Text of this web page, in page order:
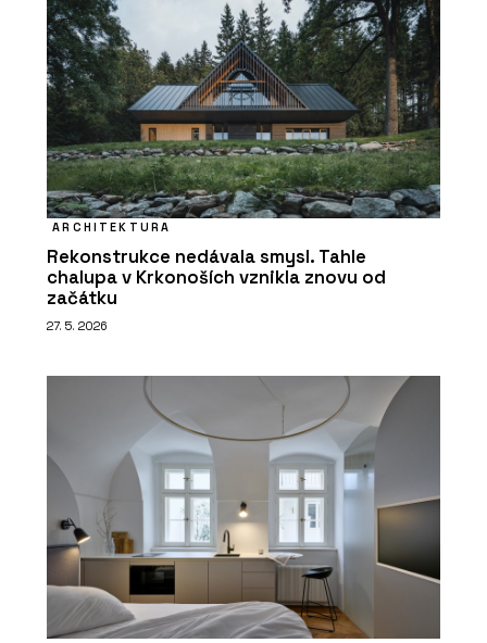
ARCHITEKTURA
Rekonstrukce nedávala smysl. Tahle
chalupa v Krkonoších vznikla znovu od
začátku
27. 5. 2026